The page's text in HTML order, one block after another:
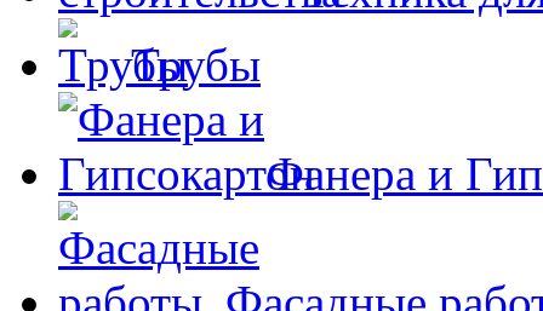
Трубы
Фанера и